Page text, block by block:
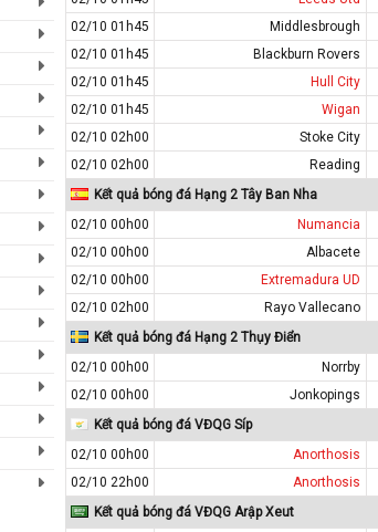
02/10 01h45
Middlesbrough
02/10 01h45
Blackburn Rovers
02/10 01h45
Hull City
02/10 01h45
Wigan
02/10 02h00
Stoke City
02/10 02h00
Reading
Kết quả bóng đá Hạng 2 Tây Ban Nha
02/10 00h00
Numancia
02/10 00h00
Albacete
02/10 00h00
Extremadura UD
02/10 02h00
Rayo Vallecano
Kết quả bóng đá Hạng 2 Thụy Điển
02/10 00h00
Norrby
02/10 00h00
Jonkopings
Kết quả bóng đá VĐQG Síp
02/10 00h00
Anorthosis
02/10 22h00
Anorthosis
Kết quả bóng đá VĐQG Arập Xeut